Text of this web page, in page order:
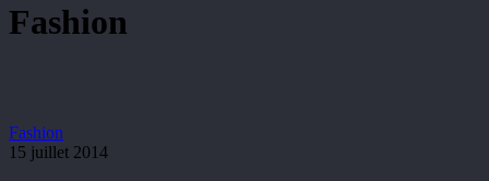
Fashion
The
Orange
Fashion
15 juillet 2014